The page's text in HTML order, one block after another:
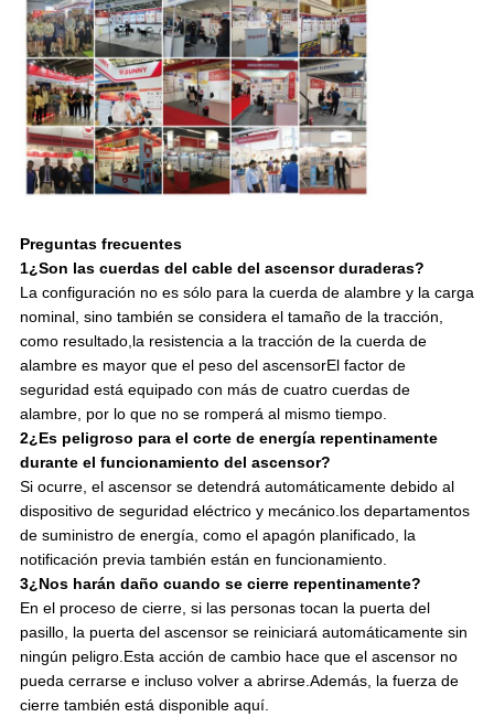
Preguntas frecuentes
1¿Son las cuerdas del cable del ascensor duraderas?
La configuración no es sólo para la cuerda de alambre y la carga
nominal, sino también se considera el tamaño de la tracción,
como resultado,la resistencia a la tracción de la cuerda de
alambre es mayor que el peso del ascensorEl factor de
seguridad está equipado con más de cuatro cuerdas de
alambre, por lo que no se romperá al mismo tiempo.
2¿Es peligroso para el corte de energía repentinamente
durante el funcionamiento del ascensor?
Si ocurre, el ascensor se detendrá automáticamente debido al
dispositivo de seguridad eléctrico y mecánico.los departamentos
de suministro de energía, como el apagón planificado, la
notificación previa también están en funcionamiento.
3¿Nos harán daño cuando se cierre repentinamente?
En el proceso de cierre, si las personas tocan la puerta del
pasillo, la puerta del ascensor se reiniciará automáticamente sin
ningún peligro.Esta acción de cambio hace que el ascensor no
pueda cerrarse e incluso volver a abrirse.Además, la fuerza de
cierre también está disponible aquí.